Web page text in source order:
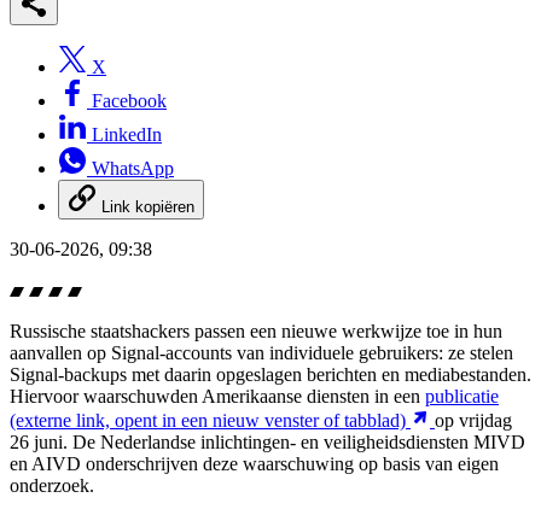
X
Facebook
LinkedIn
WhatsApp
Link kopiëren
30-06-2026, 09:38
Russische staatshackers passen een nieuwe werkwijze toe in hun
aanvallen op Signal-accounts van individuele gebruikers: ze stelen
Signal-backups met daarin opgeslagen berichten en mediabestanden.
Hiervoor waarschuwden Amerikaanse diensten in een publicatie
(externe link, opent in een nieuw venster of tabblad)
op vrijdag
26 juni. De Nederlandse inlichtingen- en veiligheidsdiensten MIVD
en AIVD onderschrijven deze waarschuwing op basis van eigen
onderzoek.